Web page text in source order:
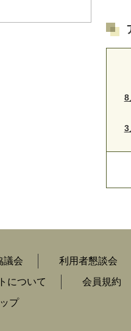
8
3
議会
利用者懇談会
について
会員規約
プ